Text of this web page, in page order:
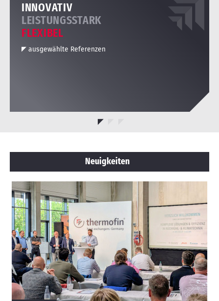
INNOVATIV
LEISTUNGSSTARK
FLEXIBEL
ausgewählte Referenzen
Neuigkeiten